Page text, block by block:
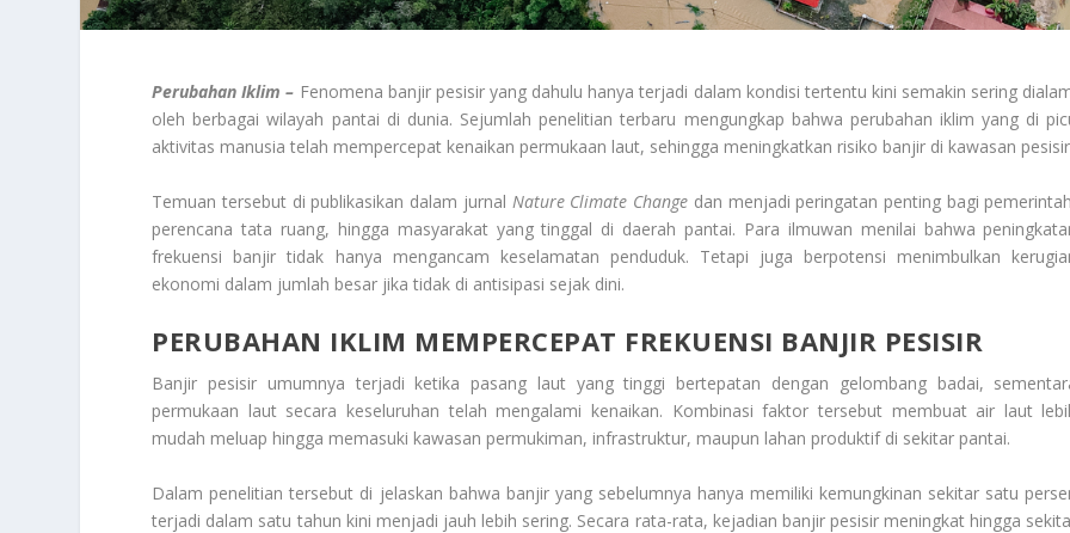
Perubahan Iklim – Fenomena banjir pesisir yang dahulu hanya terjadi dalam kondisi tertentu kini semakin sering
oleh berbagai wilayah pantai di dunia. Sejumlah penelitian terbaru mengungkap bahwa perubahan iklim yang di
aktivitas manusia telah mempercepat kenaikan permukaan laut, sehingga meningkatkan risiko banjir di kawasan
Temuan tersebut di publikasikan dalam jurnal Nature Climate Change dan menjadi peringatan penting bagi
perencana tata ruang, hingga masyarakat yang tinggal di daerah pantai. Para ilmuwan menilai bahwa
frekuensi banjir tidak hanya mengancam keselamatan penduduk. Tetapi juga berpotensi menimbulkan
ekonomi dalam jumlah besar jika tidak di antisipasi sejak dini.
PERUBAHAN IKLIM MEMPERCEPAT FREKUENSI BANJIR PESISIR
Banjir pesisir umumnya terjadi ketika pasang laut yang tinggi bertepatan dengan gelombang badai,
permukaan laut secara keseluruhan telah mengalami kenaikan. Kombinasi faktor tersebut membuat air laut
mudah meluap hingga memasuki kawasan permukiman, infrastruktur, maupun lahan produktif di sekitar pantai.
Dalam penelitian tersebut di jelaskan bahwa banjir yang sebelumnya hanya memiliki kemungkinan sekitar satu
terjadi dalam satu tahun kini menjadi jauh lebih sering. Secara rata-rata, kejadian banjir pesisir meningkat hingga